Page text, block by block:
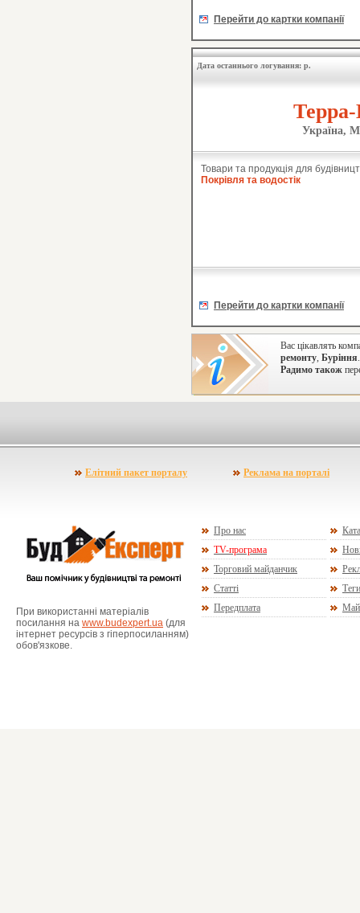
Перейти до картки компанії
Дата останнього логування: р.
Україна,
Товари та продукція для
Покрівля та водостік
Перейти до картки компанії
Вас цікавлять
ремонту, Буріння.
Радимо також
Елітний пакет порталу Реклама на порталі
При використанні матеріалів
посилання на www.budexpert.ua (для
інтернет ресурсів з гіперпосиланням)
обов'язкове.
Про нас
TV-програма
Торговий майданчик
Статті
Теги
Передплата